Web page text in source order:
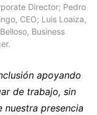
Director; Pedro
CEO; Luis Loaiza,
Business
apoyando
de trabajo, sin
presencia